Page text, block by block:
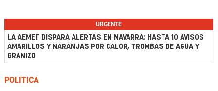
URGENTE
LA AEMET DISPARA ALERTAS EN NAVARRA: HASTA 10 AVISOS
AMARILLOS Y NARANJAS POR CALOR, TROMBAS DE AGUA Y
GRANIZO
POLÍTICA